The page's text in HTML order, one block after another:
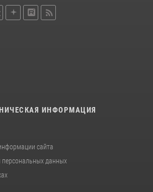
ИНФОРМАЦИЯ
сайта
данных